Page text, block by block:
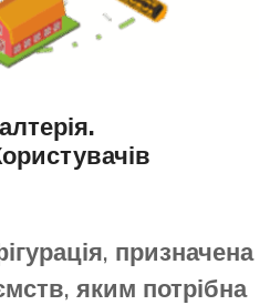
призначена
яким потрібна